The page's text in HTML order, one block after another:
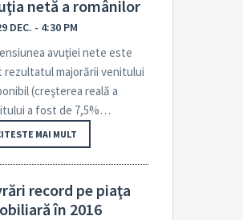
netă a românilor
DEC. - 4:30 PM
avuţiei nete este
rezultatul majorării venitului
(creş­terea reală a
a fost de 7,5%…
MAI MULT
record pe piaţa
în 2016